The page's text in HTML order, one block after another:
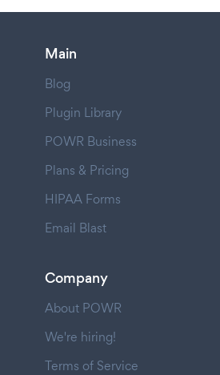
Main
Blog
Plugin Library
POWR Business
Plans & Pricing
HIPAA Forms
Email Blast
Company
About POWR
We're hiring!
Terms of Service